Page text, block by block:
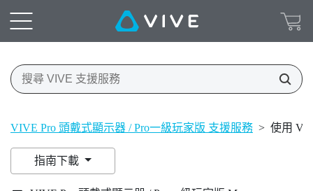
VIVE Pro 頭戴式顯示器 / Pro一級玩家版 支援服務 > 使用
指南下載